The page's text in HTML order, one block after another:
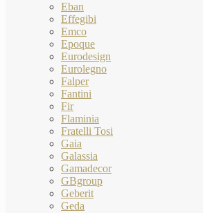
Eban
Effegibi
Emco
Epoque
Eurodesign
Eurolegno
Falper
Fantini
Fir
Flaminia
Fratelli Tosi
Gaia
Galassia
Gamadecor
GBgroup
Geberit
Geda